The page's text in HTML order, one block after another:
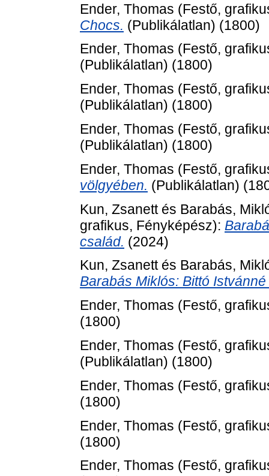
Ender, Thomas (Festő,
Chocs. (Publikálatlan) (1800)
Ender, Thomas (Festő,
(Publikálatlan) (1800)
Ender, Thomas (Festő,
(Publikálatlan) (1800)
Ender, Thomas (Festő,
(Publikálatlan) (1800)
Ender, Thomas (Festő,
völgyében. (Publikálatlan)
Kun, Zsanettés Barabás,
grafikus, Fényképész):
család. (2024)
Kun, Zsanettés Barabás,
Barabás Miklós: Bittó
Ender, Thomas (Festő,
(1800)
Ender, Thomas (Festő,
(Publikálatlan) (1800)
Ender, Thomas (Festő,
(1800)
Ender, Thomas (Festő,
(1800)
Ender, Thomas (Festő,